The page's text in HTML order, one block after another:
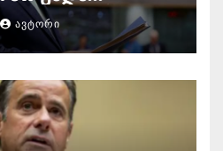
თუნდაც ამის
ყირაზე
ᲐᲕᲢᲝᲠᲘ